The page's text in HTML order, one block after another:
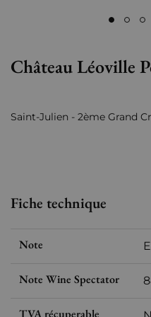
Château Léoville
Saint-Julien - 2ème Grand
Fiche technique
Note
Note Wine Spectator